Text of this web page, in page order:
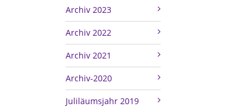
Archiv 2023
Archiv 2022
Archiv 2021
Archiv-2020
Juliläumsjahr 2019